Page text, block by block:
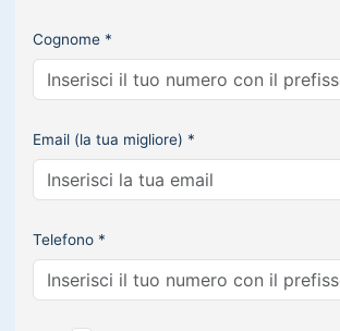
Cognome *
Email (la tua migliore) *
Telefono *